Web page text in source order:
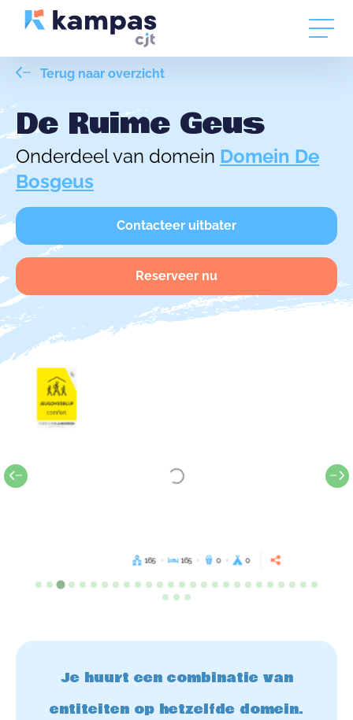
Terug naar overzicht
De Ruime Geus
Onderdeel van domein Domein De
Bosgeus
Contacteer uitbater
Reserveer nu
165 165 0 0
Je huurt een combinatie van
entiteiten op hetzelfde domein.